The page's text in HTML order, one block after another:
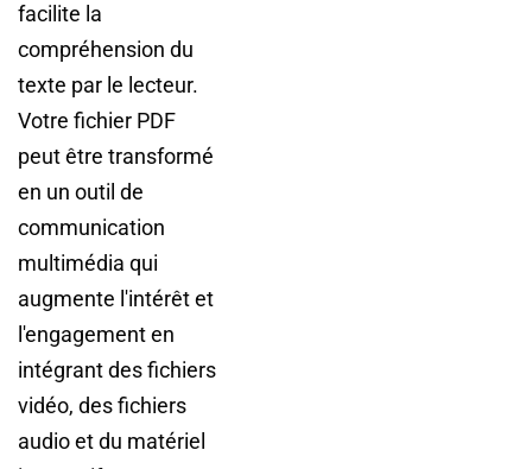
facilite la
compréhension du
texte par le lecteur.
Votre fichier PDF
peut être transformé
en un outil de
communication
multimédia qui
augmente l'intérêt et
l'engagement en
intégrant des fichiers
vidéo, des fichiers
audio et du matériel